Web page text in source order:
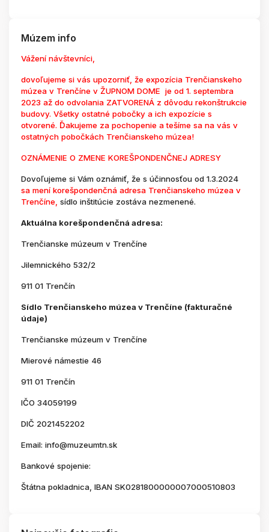
Múzem info
Vážení návštevníci,
dovoľujeme si vás upozorniť, že expozícia Trenčianskeho
múzea v Trenčíne v ŽUPNOM DOME je od 1. septembra
2023 až do odvolania ZATVORENÁ z dôvodu rekonštrukcie
budovy. Všetky ostatné pobočky a ich expozície s
otvorené. Ďakujeme za pochopenie a tešíme sa na vás v
ostatných pobočkách Trenčianskeho múzea!
OZNÁMENIE O ZMENE KOREŠPONDENČNEJ ADRESY
Dovoľujeme si Vám oznámiť, že s účinnosťou od 1.3.2024
sa mení korešpondenčná adresa Trenčianskeho múzea v
Trenčíne, sídlo inštitúcie zostáva nezmenené.
Aktuálna korešpondenčná adresa:
Trenčianske múzeum v Trenčíne
Jilemnického 532/2
911 01 Trenčín
Sídlo Trenčianskeho múzea v Trenčíne (fakturačné
údaje)
Trenčianske múzeum v Trenčíne
Mierové námestie 46
911 01 Trenčín
IČO 34059199
DIČ 2021452202
Email: info@muzeumtn.sk
Bankové spojenie:
Štátna pokladnica, IBAN SK0281800000007000510803